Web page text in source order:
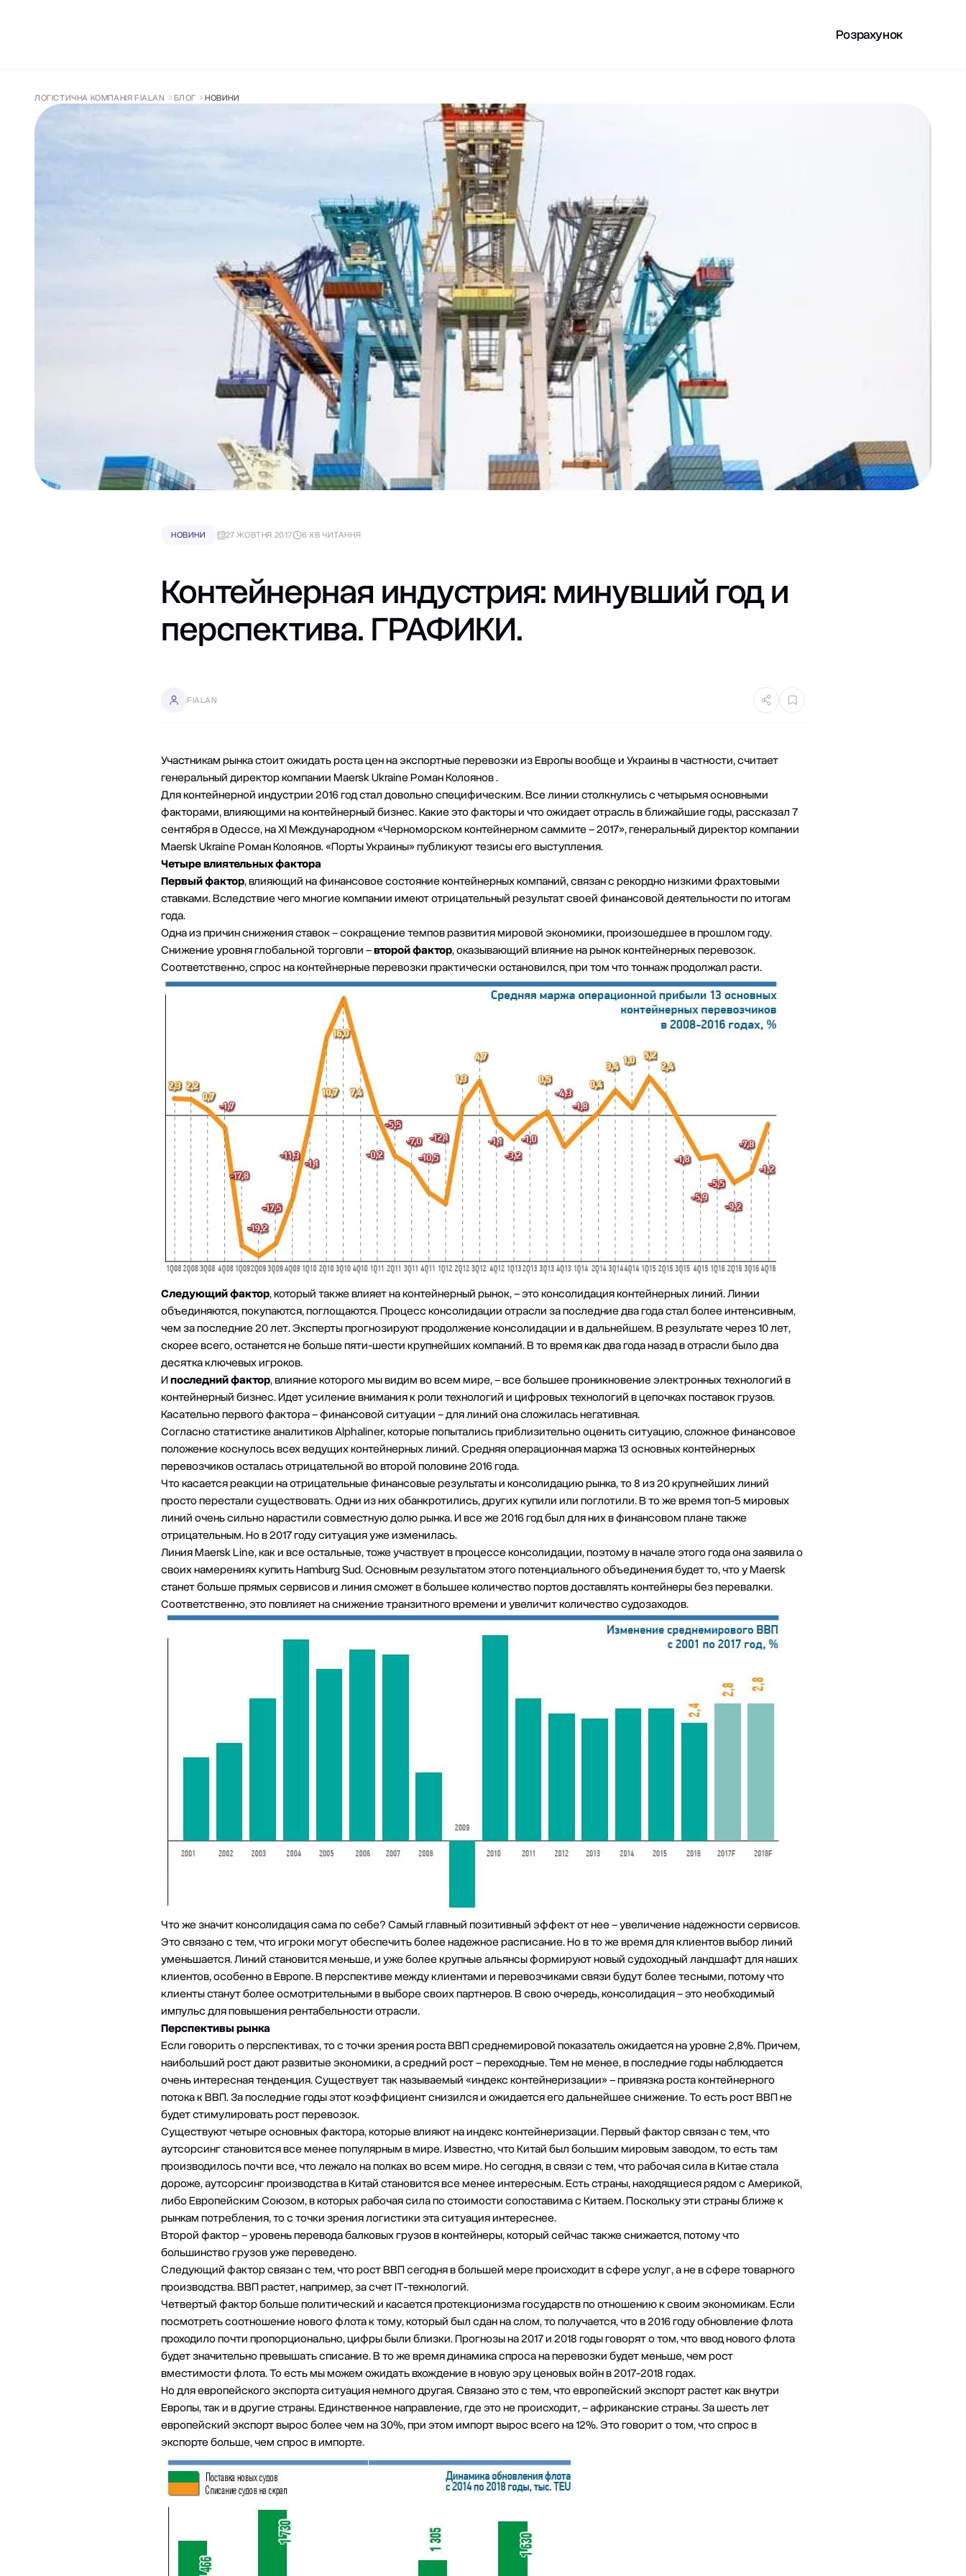
Розрахунок
ЛОГІСТИЧНА КОМПАНІЯ FIALAN БЛОГ НОВИНИ
НОВИНИ 27 ЖОВТНЯ 2017 6 ХВ ЧИТАННЯ
Контейнерная индустрия: минувший год и
перспектива. ГРАФИКИ.
FIALAN
Участникам рынка стоит ожидать роста цен на экспортные перевозки из Европы вообще и Украины в частности, считает
генеральный директор компании Maersk Ukraine Роман Колоянов .
Для контейнерной индустрии 2016 год стал довольно специфическим. Все линии столкнулись с четырьмя основными
факторами, влияющими на контейнерный бизнес. Какие это факторы и что ожидает отрасль в ближайшие годы, рассказал 7
сентября в Одессе, на ХІ Международном «Черноморском контейнерном саммите – 2017», генеральный директор компании
Maersk Ukraine Роман Колоянов. «Порты Украины» публикуют тезисы его выступления.
Четыре влиятельных фактора
Первый фактор, влияющий на финансовое состояние контейнерных компаний, связан с рекордно низкими фрахтовыми
ставками. Вследствие чего многие компании имеют отрицательный результат своей финансовой деятельности по итогам
года.
Одна из причин снижения ставок – сокращение темпов развития мировой экономики, произошедшее в прошлом году.
Снижение уровня глобальной торговли –второй фактор, оказывающий влияние на рынок контейнерных перевозок.
Соответственно, спрос на контейнерные перевозки практически остановился, при том что тоннаж продолжал расти.
Следующий фактор, который также влияет на контейнерный рынок, – это консолидация контейнерных линий. Линии
объединяются, покупаются, поглощаются. Процесс консолидации отрасли за последние два года стал более интенсивным,
чем за последние 20 лет. Эксперты прогнозируют продолжение консолидации и в дальнейшем. В результате через 10 лет,
скорее всего, останется не больше пяти-шести крупнейших компаний. В то время как два года назад в отрасли было два
десятка ключевых игроков.
Ипоследний фактор, влияние которого мы видим во всем мире, – все большее проникновение электронных технологий в
контейнерный бизнес. Идет усиление внимания к роли технологий и цифровых технологий в цепочках поставок грузов.
Касательно первого фактора – финансовой ситуации – для линий она сложилась негативная.
Согласно статистике аналитиков Alphaliner, которые попытались приблизительно оценить ситуацию, сложное финансовое
положение коснулось всех ведущих контейнерных линий. Средняя операционная маржа 13 основных контейнерных
перевозчиков осталась отрицательной во второй половине 2016 года.
Что касается реакции на отрицательные финансовые результаты и консолидацию рынка, то 8 из 20 крупнейших линий
просто перестали существовать. Одни из них обанкротились, других купили или поглотили. В то же время топ-5 мировых
линий очень сильно нарастили совместную долю рынка. И все же 2016 год был для них в финансовом плане также
отрицательным. Но в 2017 году ситуация уже изменилась.
Линия Maersk Line, как и все остальные, тоже участвует в процессе консолидации, поэтому в начале этого года она заявила о
своих намерениях купить Hamburg Sud. Основным результатом этого потенциального объединения будет то, что у Maersk
станет больше прямых сервисов и линия сможет в большее количество портов доставлять контейнеры без перевалки.
Соответственно, это повлияет на снижение транзитного времени и увеличит количество судозаходов.
Что же значит консолидация сама по себе? Самый главный позитивный эффект от нее – увеличение надежности сервисов.
Это связано с тем, что игроки могут обеспечить более надежное расписание. Но в то же время для клиентов выбор линий
уменьшается. Линий становится меньше, и уже более крупные альянсы формируют новый судоходный ландшафт для наших
клиентов, особенно в Европе. В перспективе между клиентами и перевозчиками связи будут более тесными, потому что
клиенты станут более осмотрительными в выборе своих партнеров. В свою очередь, консолидация – это необходимый
импульс для повышения рентабельности отрасли.
Перспективы рынка
Если говорить о перспективах, то с точки зрения роста ВВП среднемировой показатель ожидается на уровне 2,8%. Причем,
наибольший рост дают развитые экономики, а средний рост – переходные. Тем не менее, в последние годы наблюдается
очень интересная тенденция. Существует так называемый «индекс контейнеризации» – привязка роста контейнерного
потока к ВВП. За последние годы этот коэффициент снизился и ожидается его дальнейшее снижение. То есть рост ВВП не
будет стимулировать рост перевозок.
Существуют четыре основных фактора, которые влияют на индекс контейнеризации. Первый фактор связан с тем, что
аутсорсинг становится все менее популярным в мире. Известно, что Китай был большим мировым заводом, то есть там
производилось почти все, что лежало на полках во всем мире. Но сегодня, в связи с тем, что рабочая сила в Китае стала
дороже, аутсорсинг производства в Китай становится все менее интересным. Есть страны, находящиеся рядом с Америкой,
либо Европейским Союзом, в которых рабочая сила по стоимости сопоставима с Китаем. Поскольку эти страны ближе к
рынкам потребления, то с точки зрения логистики эта ситуация интереснее.
Второй фактор – уровень перевода балковых грузов в контейнеры, который сейчас также снижается, потому что
большинство грузов уже переведено.
Следующий фактор связан с тем, что рост ВВП сегодня в большей мере происходит в сфере услуг, а не в сфере товарного
производства. ВВП растет, например, за счет IT-технологий.
Четвертый фактор больше политический и касается протекционизма государств по отношению к своим экономикам. Если
посмотреть соотношение нового флота к тому, который был сдан на слом, то получается, что в 2016 году обновление флота
проходило почти пропорционально, цифры были близки. Прогнозы на 2017 и 2018 годы говорят о том, что ввод нового флота
будет значительно превышать списание. В то же время динамика спроса на перевозки будет меньше, чем рост
вместимости флота. То есть мы можем ожидать вхождение в новую эру ценовых войн в 2017-2018 годах.
Но для европейского экспорта ситуация немного другая. Связано это с тем, что европейский экспорт растет как внутри
Европы, так и в другие страны. Единственное направление, где это не происходит, – африканские страны. За шесть лет
европейский экспорт вырос более чем на 30%, при этом импорт вырос всего на 12%. Это говорит о том, что спрос в
экспорте больше, чем спрос в импорте.